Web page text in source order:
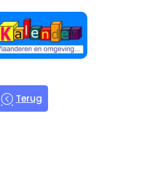
Terug